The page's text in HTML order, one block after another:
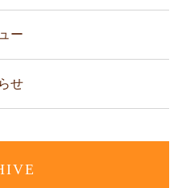
ー
せ